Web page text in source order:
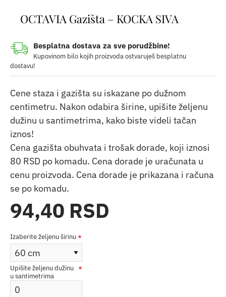
OCTAVIA Gazišta – KOCKA SIVA
Besplatna dostava za sve porudžbine!
Kupovinom bilo kojih proizvoda ostvaruješ besplatnu
dostavu!
Cene staza i gazišta su iskazane po dužnom
centimetru. Nakon odabira širine, upišite željenu
dužinu u santimetrima, kako biste videli tačan
iznos!
Cena gazišta obuhvata i trošak dorade, koji iznosi
80 RSD po komadu. Cena dorade je uračunata u
cenu proizvoda. Cena dorade je prikazana i računa
se po komadu.
94,40 RSD
Izaberite željenu širinu
Upišite željenu dužinu
u santimetrima